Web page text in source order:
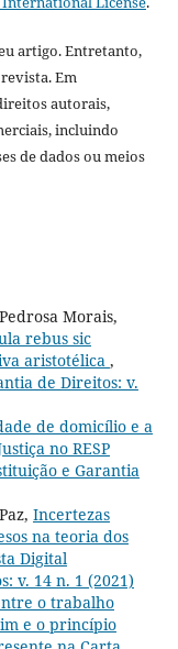
artigo. Entretanto,
Em
autorais,
incluindo
de dados ou meios
Morais,
rebus sic
aristotélica ,
de Direitos: v.
de domicílio e a
no RESP
e Garantia
Incertezas
na teoria dos
Digital
v. 14 n. 1 (2021)
o trabalho
e o princípio